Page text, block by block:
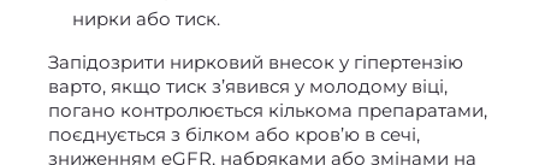
нирки або тиск.
Запідозрити нирковий внесок у гіпертензію
варто, якщо тиск з’явився у молодому віці,
погано контролюється кількома препаратами,
поєднується з білком або кров’ю в сечі,
зниженням eGFR, набряками або змінами на